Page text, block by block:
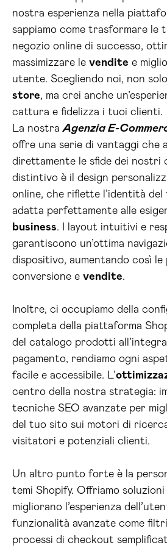
nostra esperienza nella
sappiamo come trasformare le
negozio online di successo,
massimizzare le vendite e
utente. Scegliendo noi, non
store, ma crei anche
cattura e fidelizza i tuoi clienti.
La nostraAgenzia E-
offre una serie di vantaggi che
direttamente le sfide dei nostri
distintivo è il design
online, che riflette l’identità del
adatta perfettamente alle
business. I layout intuitivi e
garantiscono un’ottima
dispositivo, aumentando così le
conversione e vendite.
Inoltre, ci occupiamo della
completa della piattaforma
del catalogo prodotti
pagamento, rendiamo ogni
facile e accessibile. L’
centro della nostra strategia:
tecniche SEO avanzate per
del tuo sito sui motori di
visitatori e potenziali clienti.
Un altro punto forte è la
temi Shopify. Offriamo
migliorano l’esperienza
funzionalità avanzate come
processi di checkout